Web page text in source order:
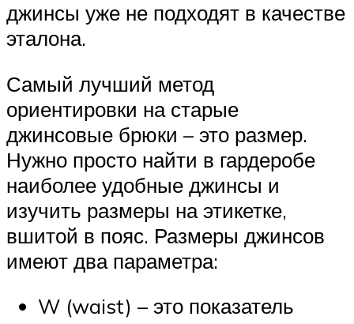
джинсы уже не подходят в качестве
эталона.
Самый лучший метод
ориентировки на старые
джинсовые брюки – это размер.
Нужно просто найти в гардеробе
наиболее удобные джинсы и
изучить размеры на этикетке,
вшитой в пояс. Размеры джинсов
имеют два параметра:
W (waist) – это показатель